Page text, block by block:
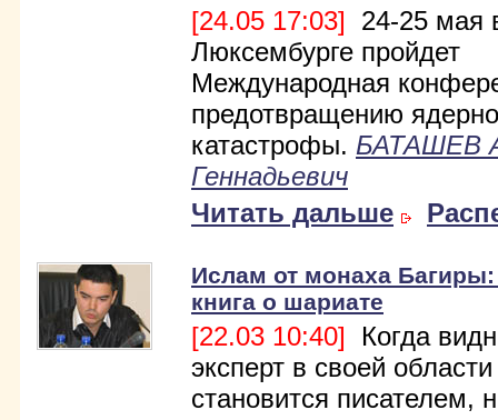
[24.05 17:03] 24-25 мая
Люксембурге пройдет
Международная
предотвращению
катастрофы. БАТАШЕВ
Геннадьевич
Читать дальше
Ислам от монаха
книга о шариате
[22.03 10:40] Когда
эксперт в своей области
становится писателем,